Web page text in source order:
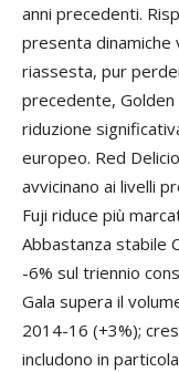
anni precedenti.
presenta dinamiche
riassesta, pur
precedente, Golden
riduzione
europeo. Red
avvicinano ai livelli
Fuji riduce più
Abbastanza stabile
-6% sul triennio
Gala supera il
2014-16 (+3%);
includono in